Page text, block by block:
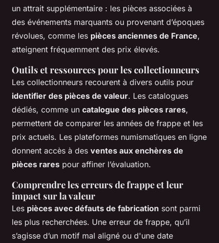
un attrait supplémentaire : les pièces associées à
des événements marquants ou provenant d’époques
révolues, comme les pièces anciennes de France,
atteignent fréquemment des prix élevés.
Outils et ressources pour les collectionneurs
Les collectionneurs recourent à divers outils pour
identifier des pièces de valeur. Les catalogues
dédiés, comme un catalogue des pièces rares,
permettent de comparer les années de frappe et les
prix actuels. Les plateformes numismatiques en ligne
donnent accès à des ventes aux enchères de
pièces rares pour affiner l’évaluation.
Comprendre les erreurs de frappe et leur
impact sur la valeur
Les pièces avec défauts de fabrication sont parmi
les plus recherchées. Une erreur de frappe, qu’il
s’agisse d’un motif mal aligné ou d'une date